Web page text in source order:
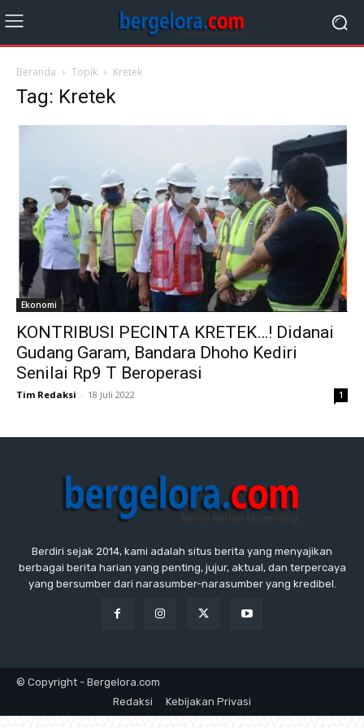
Beranda Topik Kretek
Tag: Kretek
Ekonomi
KONTRIBUSI PECINTA KRETEK…! Didanai
Gudang Garam, Bandara Dhoho Kediri
Senilai Rp9 T Beroperasi
Tim Redaksi - 18 Juli 2022 1
Berdiri sejak 2014, kami adalah situs berita yang menyajikan
berbagai berita harian yang penting, jujur, aktual, dan terpercaya
yang bersumber dari narasumber-narasumber yang kredibel.
© Copyright - Bergelora.com
Redaksi
Kebijakan Privasi